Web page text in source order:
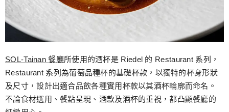
SOL-Tainan 餐廳所使用的酒杯是 Riedel 的 Restaurant 系列，
Restaurant 系列為葡萄品種杯的基礎杯款，以獨特的杯身形狀
及尺寸，設計出適合品飲各種實用杯款以其酒杯輪廓而命名。
不論食材選用、餐點呈現、酒款及酒杯的重視，都凸顯餐廳的